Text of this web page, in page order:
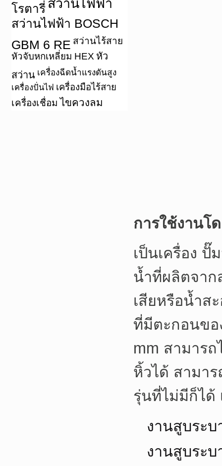
โรตารี่ สว่านไฟฟ้า
สว่านไฟฟ้า BOSCH
GBM 6 RE สว่านไร้สาย
หัวจับหกเหลี่ยม HEX หัว
สว่าน เครื่องฉีดน้ำแรงดันสูง
เครื่องปั่นไฟ เครื่องมือไร้สาย
เครื่องเชื่อม ไขควงลม
การใช้งานโ
เป็นเครื่อง
น้ำที่ผลิตจาก
เสียหรือน้ำส
ที่มีตะกอนขอ
mm สามาร
หิ้วได้ สามา
รุ่นที่ไม่มีก็ได้
งานสูบระ
งานสูบระ